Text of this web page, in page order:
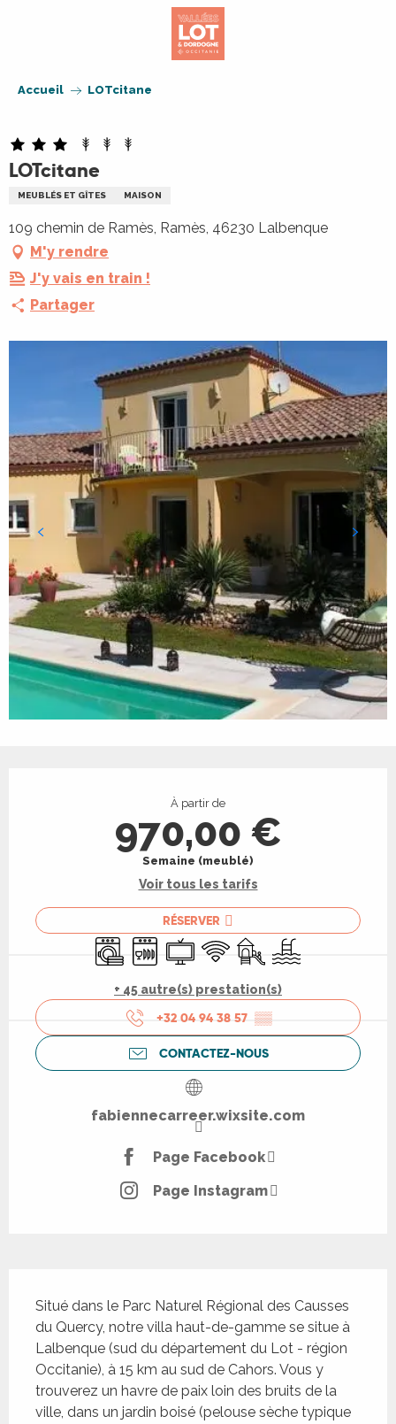
Accueil LOTcitane
LOTcitane
MEUBLÉS ET GÎTES MAISON
109 chemin de Ramès, Ramès, 46230 Lalbenque
M'y rendre
J'y vais en train !
Partager
À partir de
970,00 €
Semaine (meublé)
Voir tous les tarifs
RÉSERVER
Lave lingeLave vaisselle
Télévision
WiFi Jeux pour enfants /
Piscine
+ 45 autre(s) prestation(s)
+32 04 94 38 57 ▒▒
CONTACTEZ-NOUS
fabiennecarreer.wixsite.com
Page Facebook
Page Instagram
Situé dans le Parc Naturel Régional des Causses
du Quercy, notre villa haut-de-gamme se situe à
Lalbenque (sud du département du Lot - région
Occitanie), à 15 km au sud de Cahors. Vous y
trouverez un havre de paix loin des bruits de la
ville, dans un jardin boisé (pelouse sèche typique